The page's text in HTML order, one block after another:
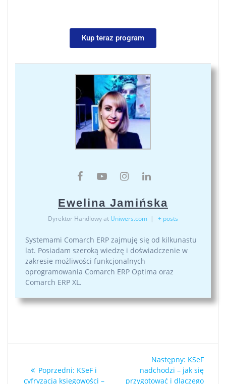
Kup teraz program
Ewelina Jamińska
Dyrektor Handlowyat Uniwers.com | + posts
Systemami Comarch ERP zajmuję się od kilkunastu
lat. Posiadam szeroką wiedzę i doświadczenie w
zakresie możliwości funkcjonalnych
oprogramowania Comarch ERP Optima oraz
Comarch ERP XL.
Poprzedni: KSeF i
cyfryzacja księgowości –
Następny: KSeF
nadchodzi – jak się
przygotować i dlaczego